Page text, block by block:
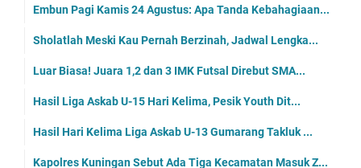
Embun Pagi Kamis 24 Agustus: Apa Tanda Kebahagiaan...
Sholatlah Meski Kau Pernah Berzinah, Jadwal Lengka...
Luar Biasa! Juara 1,2 dan 3 IMK Futsal Direbut SMA...
Hasil Liga Askab U-15 Hari Kelima, Pesik Youth Dit...
Hasil Hari Kelima Liga Askab U-13 Gumarang Takluk ...
Kapolres Kuningan Sebut Ada Tiga Kecamatan Masuk Z...